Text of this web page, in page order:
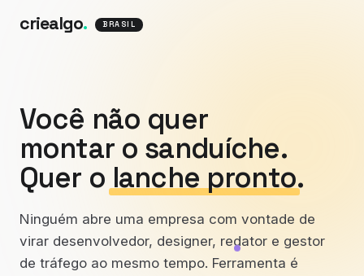
criealgo. BRASIL
Você não quer
montar o sanduíche.
Quer o lanche pronto.
Ninguém abre uma empresa com vontade de
virar desenvolvedor, designer, redator e gestor
de tráfego ao mesmo tempo. Ferramenta é